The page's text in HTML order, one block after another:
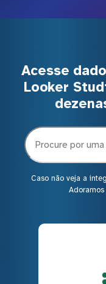
Acesse
Looker
Caso não veja a